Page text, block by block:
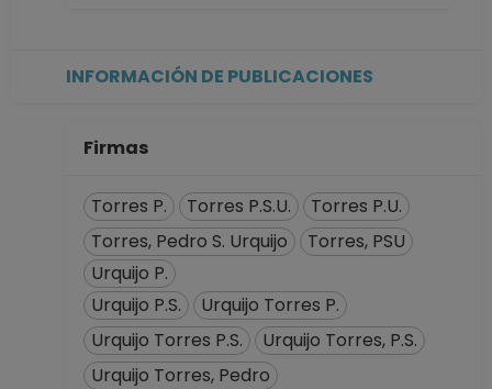
Centro de
Desde 16-09-2019
hasta 30-11-2019
INVESTIGADOR
Definitivo
Centro de
Investigaciones en
INFORMACIÓN DE PUBLICACIONES
Firmas
Torres P. Torres P.S.U.
Torres P.U.
Torres, Pedro S. Urquijo
Torres, PSU
Urquijo P.
Urquijo P.S.
Urquijo Torres P.
Urquijo Torres P.S.
Urquijo Torres, P.S.
Urquijo Torres, Pedro